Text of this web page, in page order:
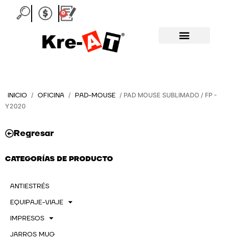
0
Carrito
INICIO / OFICINA / PAD-MOUSE / PAD MOUSE SUBLIMADO / FP -
Y2020
Regresar
CATEGORÍAS DE PRODUCTO
ANTIESTRÉS
EQUIPAJE-VIAJE
IMPRESOS
JARROS MUG